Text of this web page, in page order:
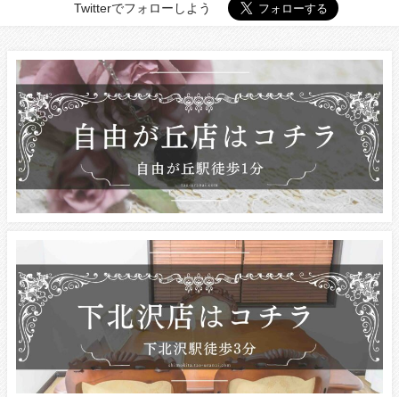
Twitterでフォローしよう